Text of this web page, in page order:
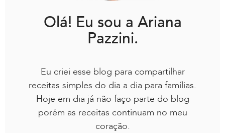
Olá! Eu sou a Ariana
Pazzini.
Eu criei esse blog para compartilhar
receitas simples do dia a dia para famílias.
Hoje em dia já não faço parte do blog
porém as receitas continuam no meu
coração.